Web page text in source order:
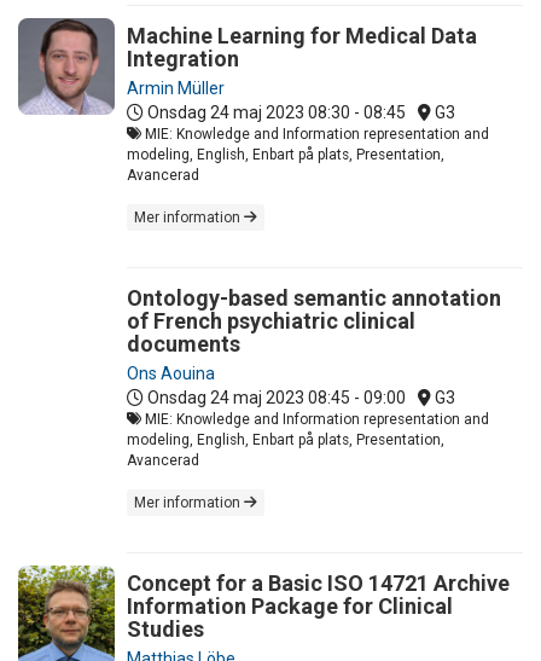
Machine Learning for Medical Data
Integration
Armin Müller
Onsdag 24 maj 2023 08:30 - 08:45 G3
MIE: Knowledge and Information representation and
modeling, English, Enbart på plats, Presentation,
Avancerad
Mer information
Ontology-based semantic annotation
of French psychiatric clinical
documents
Ons Aouina
Onsdag 24 maj 2023 08:45 - 09:00 G3
MIE: Knowledge and Information representation and
modeling, English, Enbart på plats, Presentation,
Avancerad
Mer information
Concept for a Basic ISO 14721 Archive
Information Package for Clinical
Studies